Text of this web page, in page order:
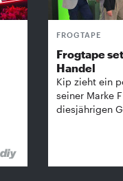
FROGTAPE
Frogtape
Handel
Kip zieht ein
seiner Marke
diesjährigen